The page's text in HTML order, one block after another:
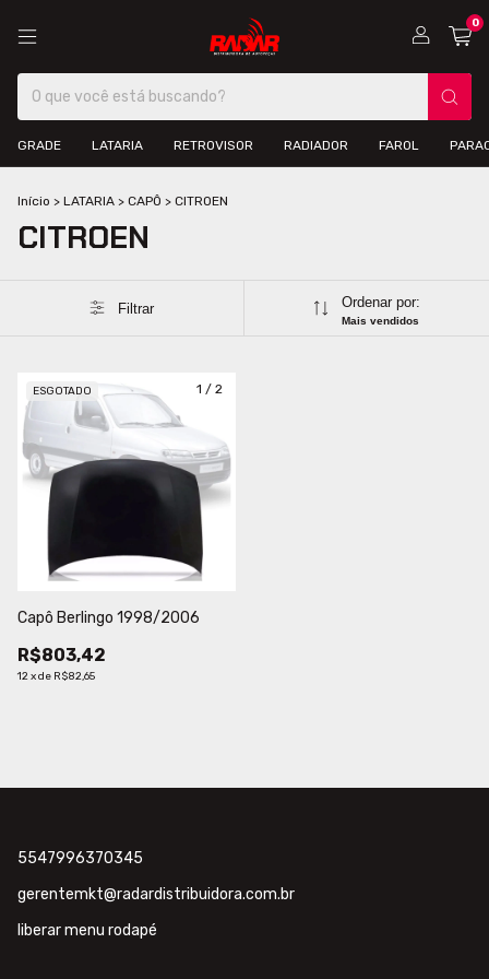
0
GRADE LATARIA RETROVISOR RADIADOR FAROL
Início > LATARIA > CAPÔ > CITROEN
CITROEN
Filtrar Ordenar por:
Mais vendidos
1 / 2
ESGOTADO
Capô Berlingo 1998/2006
R$803,42
12xde R$82,65
5547996370345
gerentemkt@radardistribuidora.com.br
liberar menu rodapé